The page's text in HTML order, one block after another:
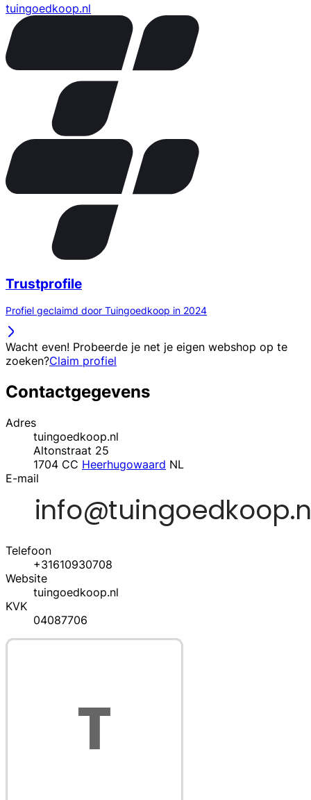
tuingoedkoop.nl
Trustprofile
Profiel geclaimd door Tuingoedkoop in 2024
Wacht even! Probeerde je net je eigen webshop op te
zoeken?Claim profiel
Contactgegevens
Adres
tuingoedkoop.nl
Altonstraat 25
1704 CC Heerhugowaard NL
E-mail
Telefoon
+31610930708
Website
tuingoedkoop.nl
KVK
04087706